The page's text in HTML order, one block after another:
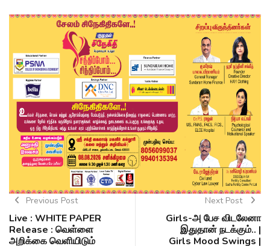
Previous Post
Live : WHITE PAPER
Release : வெள்ளை
அறிக்கை வெளியிடும்
Next Post
Girls-அ பேச விடலேனா
இதுதான் நடக்கும்.. |
Girls Mood Swings |